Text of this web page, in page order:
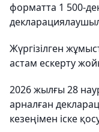
форматта 1 500-
Жүргізілген
астам ескерту
2026 жылғы 28
арналған
кезеңімен іске